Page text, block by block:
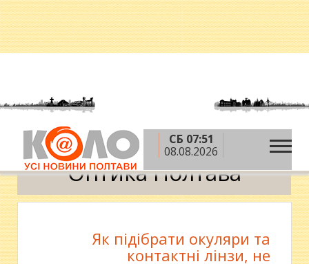
СБ 07:51
08.08.2026
Головна » Оптика Полтава
Оптика Полтава
Як підібрати окуляри та
контактні лінзи, не